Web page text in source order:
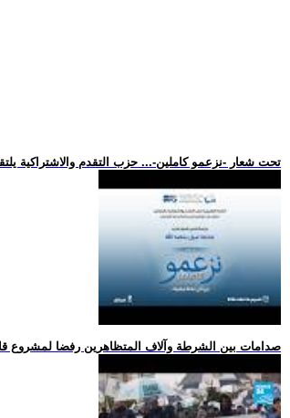
.. تحت شعار -نزعمو كاملين-... حزب التقدم والاشتراكية
.. صدامات بين الشرطة وآلاف المتظاهرين رفضا